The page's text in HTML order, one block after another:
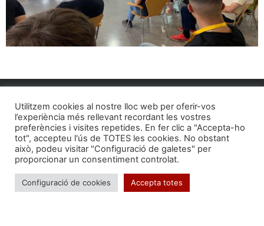
Formem part de:
Utilitzem cookies al nostre lloc web per oferir-vos
l’experiència més rellevant recordant les vostres
preferències i visites repetides. En fer clic a "Accepta-ho
tot", accepteu l'ús de TOTES les cookies. No obstant
això, podeu visitar "Configuració de galetes" per
proporcionar un consentiment controlat.
Configuració de cookies Accepta totes